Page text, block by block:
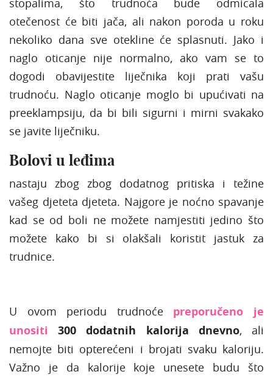
otečenost će biti jača, ali nakon poroda u roku
nekoliko dana sve otekline će splasnuti. Jako i
naglo oticanje nije normalno, ako vam se to
dogodi obavijestite liječnika koji prati vašu
trudnoću. Naglo oticanje moglo bi upućivati na
preeklampsiju, da bi bili sigurni i mirni svakako
se javite liječniku.
Bolovi u leđima
nastaju zbog zbog dodatnog pritiska i težine
vašeg djeteta djeteta. Najgore je noćno spavanje
kad se od boli ne možete namjestiti jedino što
možete kako bi si olakšali koristit jastuk za
trudnice.
U ovom periodu trudnoće preporučeno je
unositi
300 dodatnih kalorija dnevno, ali
nemojte biti opterećeni i brojati svaku kaloriju.
Važno je da kalorije koje unesete budu što